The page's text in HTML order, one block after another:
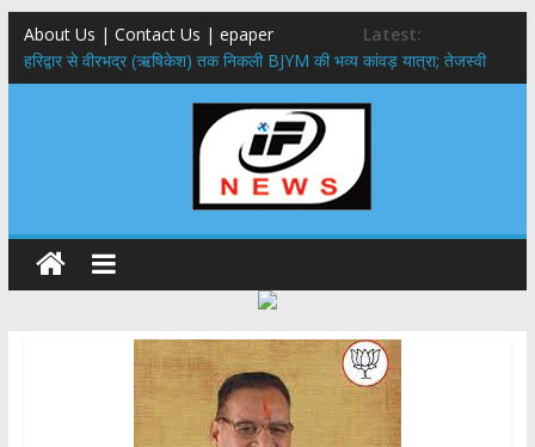
About Us | Contact Us | epaper
Latest:
​हरिद्वार से वीरभद्र (ऋषिकेश) तक निकली BJYM की भव्य कांवड़ यात्रा; तेजस्वी
सूर्या ने की देश व प्रदेशवासियों के कल्याण की कामना
नंदा की चौकी पुल हादसा: PWD के EE, AE और JE निलंबित, सीएम धामी के निर्देश
मुख्यमंत्री ने 9 लाख 87 हजार17 पेंशन लाभार्थियों को कुल 146 करोड़ 32 लाख
राष्ट्रीय हथकरघा दिवस पर मुख्यमंत्री धामी ने उत्कृष्ट बुनकरों और हस्तशिल्प
कारीगरों को किया सम्मानित
​धामी कैबिनेट का बड़ा फैसला: पशुपालकों को 60% तक सब्सिडी, गंगा एक्सप्रेसवे का
हरिद्वार तक होगा विस्तार